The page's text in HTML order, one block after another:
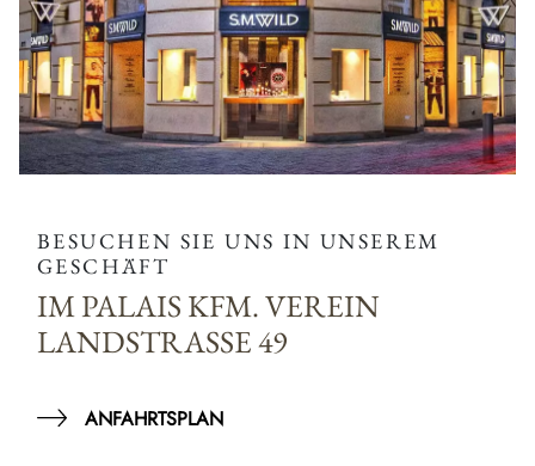
BESUCHEN SIE UNS IN UNSEREM
GESCHÄFT
IM PALAIS KFM. VEREIN
LANDSTRASSE 49
ANFAHRTSPLAN